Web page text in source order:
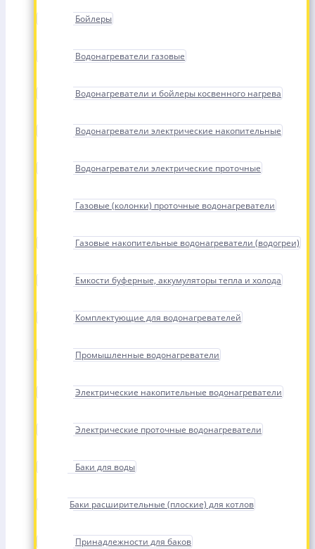
Бойлеры
Водонагреватели газовые
Водонагреватели и бойлеры косвенного нагрева
Водонагреватели электрические накопительные
Водонагреватели электрические проточные
Газовые (колонки) проточные водонагреватели
Газовые накопительные водонагреватели (водогреи)
Емкости буферные, аккумуляторы тепла и холода
Комплектующие для водонагревателей
Промышленные водонагреватели
Электрические накопительные водонагреватели
Электрические проточные водонагреватели
Баки для воды
Баки расширительные (плоские) для котлов
Принадлежности для баков